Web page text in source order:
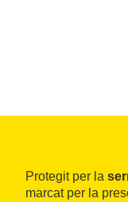
Protegit per la
marcat per la